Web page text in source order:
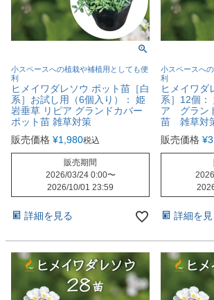
小スペースへの植栽や補植用としても便
利
ヒメイワダレソウ ポット苗［白
系］お試し用（6個入り）： 姫
岩垂草 リピア グランドカバー
ポット苗 雑草対策
販売価格 ¥1,980税込
販売期間
2026/03/24 0:00〜
2026/10/01 23:59
詳細を見る
小スペースへ
利
ヒメイワダ
系］12個
ア グラン
苗 雑草対
販売価格 ¥
詳細を見